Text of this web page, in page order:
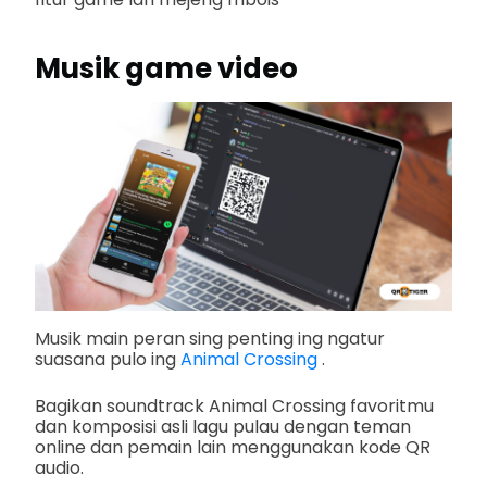
Musik game video
Musik main peran sing penting ing ngatur
suasana pulo ingAnimal Crossing.
Bagikan soundtrack Animal Crossing favoritmu
dan komposisi asli lagu pulau dengan teman
online dan pemain lain menggunakan kode QR
audio.